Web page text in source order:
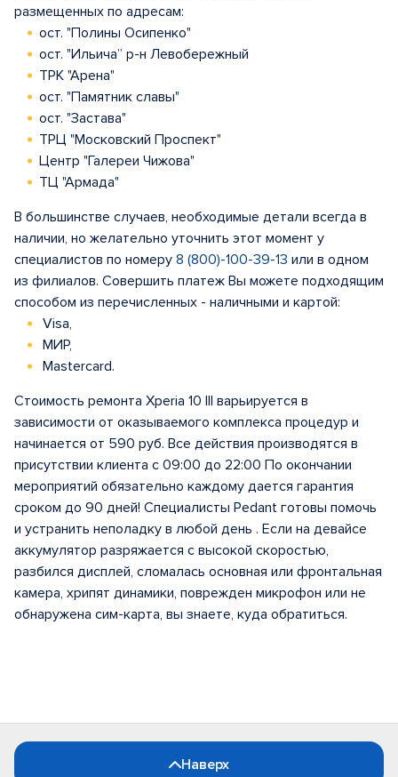
размещенных по адресам:
ост. "Полины Осипенко"
ост. "Ильича” р-н Левобережный
ТРК "Арена"
ост. "Памятник славы"
ост. "Застава"
ТРЦ "Московский Проспект"
Центр "Галереи Чижова"
ТЦ "Армада"
В большинстве случаев, необходимые детали всегда в
наличии, но желательно уточнить этот момент у
специалистов по номеру 8 (800)-100-39-13 или в одном
из филиалов. Совершить платеж Вы можете подходящим
способом из перечисленных - наличными и картой:
Visa,
МИР,
Mastercard.
Стоимость ремонта Xperia 10 III варьируется в
зависимости от оказываемого комплекса процедур и
начинается от 590 руб. Все действия производятся в
присутствии клиента с 09:00 до 22:00 По окончании
мероприятий обязательно каждому дается гарантия
сроком до 90 дней! Специалисты Pedant готовы помочь
и устранить неполадку в любой день . Если на девайсе
аккумулятор разряжается с высокой скоростью,
разбился дисплей, сломалась основная или фронтальная
камера, хрипят динамики, поврежден микрофон или не
обнаружена сим-карта, вы знаете, куда обратиться.
Наверх